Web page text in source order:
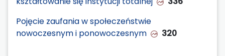
Pojęcie zaufania w społeczeństwie
nowoczesnym i ponowoczesnym
320